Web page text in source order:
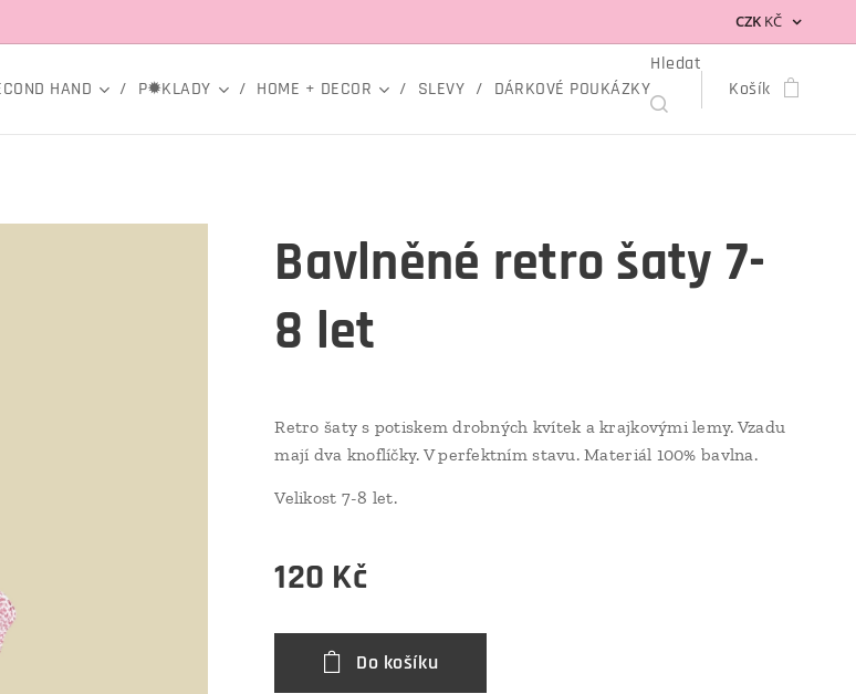
CZK KČ
HAND P✹KLADY HOME + DECOR SLEVY DÁRKOVÉ POUKÁZKY
Hledat
Košík
Bavlněné retro šaty 7-
8 let
Retro šaty s potiskem drobných kvítek a krajkovými lemy. Vzadu
mají dva knoflíčky. V perfektním stavu. Materiál 100% bavlna.
Velikost 7-8 let.
120 Kč
Do košíku